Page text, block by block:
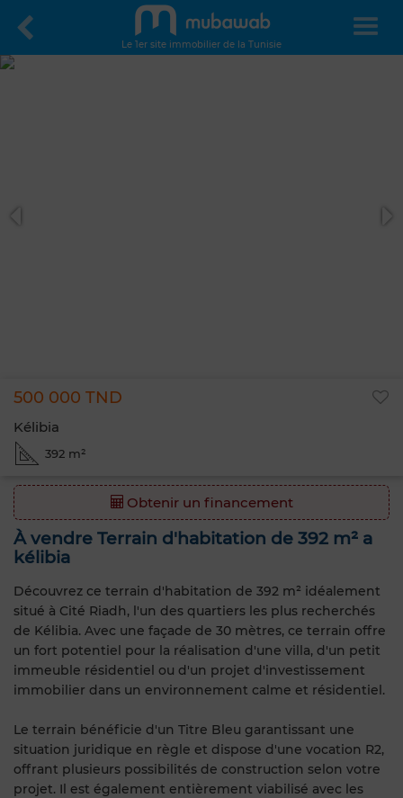
Le 1er site immobilier de la Tunisie
500 000 TND
Kélibia
392 m²
Obtenir un financement
À vendre Terrain d'habitation de 392 m² a
kélibia
Découvrez ce terrain d'habitation de 392 m² idéalement
situé à Cité Riadh, l'un des quartiers les plus recherchés
de Kélibia. Avec une façade de 30 mètres, ce terrain offre
un fort potentiel pour la réalisation d'une villa, d'un petit
immeuble résidentiel ou d'un projet d'investissement
immobilier dans un environnement calme et résidentiel.
Le terrain bénéficie d'un Titre Bleu garantissant une
situation juridique en règle et dispose d'une vocation R2,
offrant plusieurs possibilités de construction selon votre
projet. Il est également entièrement viabilisé avec les